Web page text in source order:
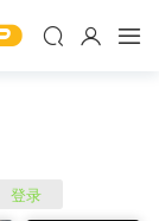
登录